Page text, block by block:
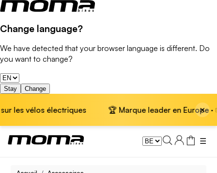
Change language?
We have detected that your browser language is different. Do
you want to change?
Stay Change
les vélos électriques 🏆 Marque leader en Europe ·
×
☰